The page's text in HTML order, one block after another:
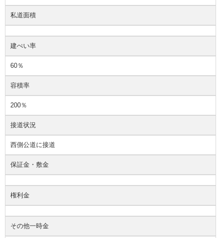
私道面積
建ぺい率
60％
容積率
200％
接道状況
西側公道に接道
保証金・敷金
権利金
その他一時金